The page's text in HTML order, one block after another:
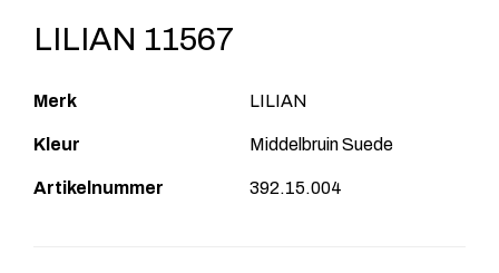
LILIAN 11567
Merk LILIAN
Kleur Middelbruin Suede
Artikelnummer 392.15.004